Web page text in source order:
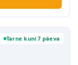
Tarne kuni 7 päeva